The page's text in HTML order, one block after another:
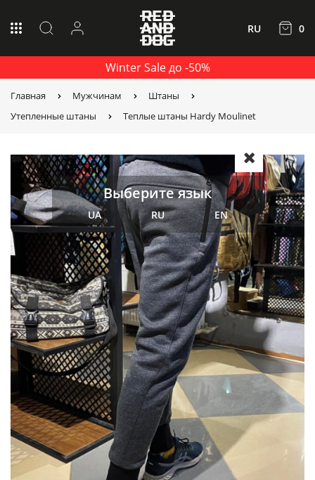
Winter Sale до -50%
RU 0
Главная Мужчинам
Штаны
Утепленные штаны
Теплые штаны Hardy Moulinet
Выберите язык
UA RU EN